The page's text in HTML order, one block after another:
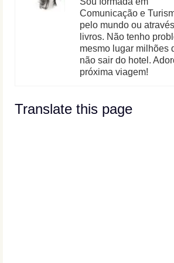
Comunicação e
pelo mundo ou
livros. Não tenho
mesmo lugar milhões
não sair do hotel.
próxima viagem!
Translate this page